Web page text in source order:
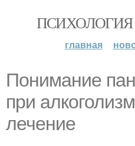
главная
Понимание
при
лечение